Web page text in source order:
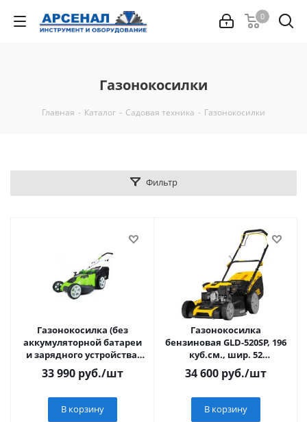
0
Газонокосилки
Главная - Каталог - Садовая техника - Газонокосилки
Фильтр
Газонокосилка (без
аккумуляторной батареи
и зарядного устройства)
40В 49см
33 990 руб./шт
В корзину
Газонокосилка
бензиновая GLD-520SP, 196
куб.см., шир. 52
см,привод,7
уров.,травосб. 60 л//
34 600 руб./шт
В корзину